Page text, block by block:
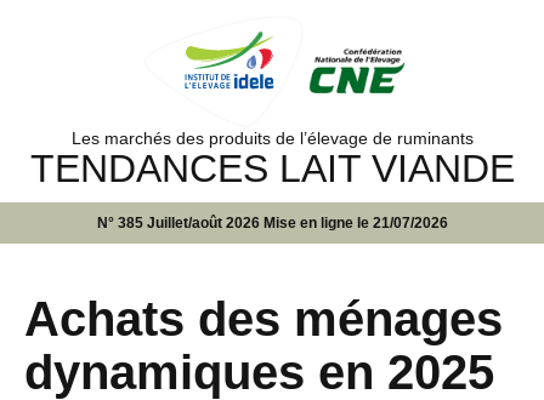
Les marchés des produits de l’élevage de ruminants
TENDANCES LAIT VIANDE
N° 385 Juillet/août 2026 Mise en ligne le 21/07/2026
Achats des ménages
dynamiques en 2025